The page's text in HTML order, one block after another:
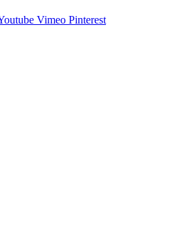
Vimeo Pinterest